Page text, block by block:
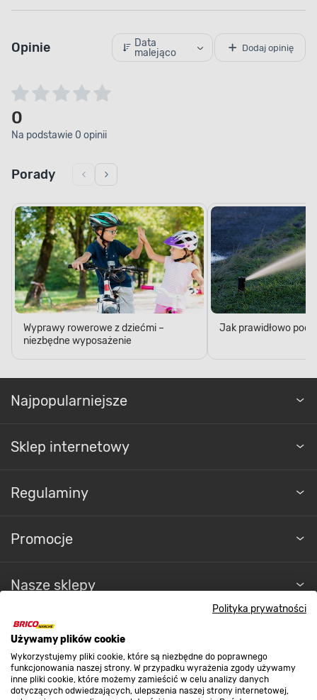
Polityka prywatności
Używamy plików cookie
Wykorzystujemy pliki cookie, które są niezbędne do poprawnego
funkcjonowania naszej strony. W przypadku wyrażenia zgody używamy
inne pliki cookie, które możemy zamieścić w celu analizy danych
dotyczących odwiedzających, ulepszenia naszej strony internetowej,
Opinie
Data
malejąco
Dodaj opinię
0
Na podstawie 0 opinii
Porady
Wyprawy rowerowe z dziećmi –
niezbędne wyposażenie
Jak prawidłowo
Najpopularniejsze
Sklep internetowy
Regulaminy
Promocje
Nasze sklepy
O nas
Kontakt do sklepu